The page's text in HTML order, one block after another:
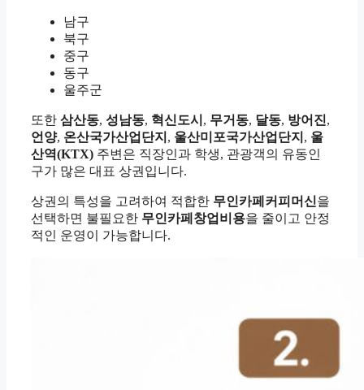
남구
북구
중구
동구
울주군
또한 삼산동, 성남동, 혁신도시 , 무거동, 달동, 방어진,
언양, 온산국가산업단지 , 울산미포국가산업단지 , 울
산역(KTX) 주변은 직장인과 학생, 관광객의 유동인
구가 많은 대표 상권입니다.
상권의 특성을 고려하여 적합한 무인카페커피머신을
선택하면 불필요한 무인카페창업비용을 줄이고 안정
적인 운영이 가능합니다.